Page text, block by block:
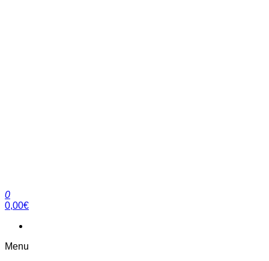
clubdial.fr
Tout est clair sur clubdial.fr !
0
0,00€
Menu